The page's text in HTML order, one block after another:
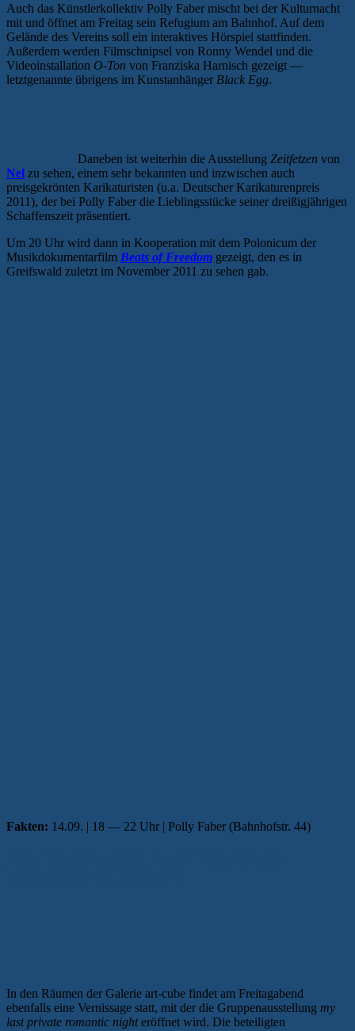
Auch das Künstlerkollektiv Polly Faber mischt bei der Kulturnacht
mit und öffnet am Freitag sein Refugium am Bahnhof. Auf dem
Gelände des Vereins soll ein interaktives Hörspiel stattfinden.
Außerdem werden Filmschnipsel von Ronny Wendel und die
Videoinstallation O-Ton von Franziska Harnisch gezeigt —
letztgenannte übrigens im Kunstanhänger Black Egg.
Daneben ist weiterhin die Ausstellung Zeitfetzen von
Nel zu sehen, einem sehr bekannten und inzwischen auch
preisgekrönten Karikaturisten (u.a. Deutscher Karikaturenpreis
2011), der bei Polly Faber die Lieblingsstücke seiner dreißigjährigen
Schaffenszeit präsentiert.
Um 20 Uhr wird dann in Kooperation mit dem Polonicum der
Musikdokumentarfilm Beats of Freedom gezeigt, den es in
Greifswald zuletzt im November 2011 zu sehen gab.
Fakten: 14.09. | 18 — 22 Uhr | Polly Faber (Bahnhofstr. 44)
In den Räumen der Galerie art-cube findet am Freitagabend
ebenfalls eine Vernissage statt, mit der die Gruppenausstellung my
last private romantic nighteröffnet wird. Die beteiligten